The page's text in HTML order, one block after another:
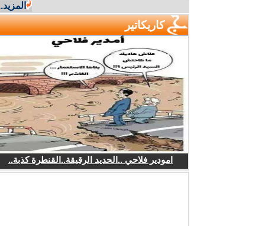
المزيد...
كاريكاتير
امودير فلاحي ..الحديد الرقيقة..القنطرة كذبة..